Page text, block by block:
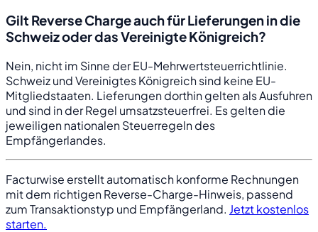
Gilt Reverse Charge auch für Lieferungen in die
Schweiz oder das Vereinigte Königreich?
Nein, nicht im Sinne der EU-Mehrwertsteuerrichtlinie.
Schweiz und Vereinigtes Königreich sind keine EU-
Mitgliedstaaten. Lieferungen dorthin gelten als Ausfuhren
und sind in der Regel umsatzsteuerfrei. Es gelten die
jeweiligen nationalen Steuerregeln des
Empfängerlandes.
Facturwise erstellt automatisch konforme Rechnungen
mit dem richtigen Reverse-Charge-Hinweis, passend
zum Transaktionstyp und Empfängerland. Jetzt kostenlos
starten.